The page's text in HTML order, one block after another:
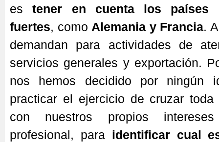
es tener en cuenta los países
fuertes, como Alemania y Francia.
demandan para actividades de
servicios generales y exportación.
nos hemos decidido por ningún
practicar el ejercicio de cruzar toda
con nuestros propios
profesional, paraidentificar cual